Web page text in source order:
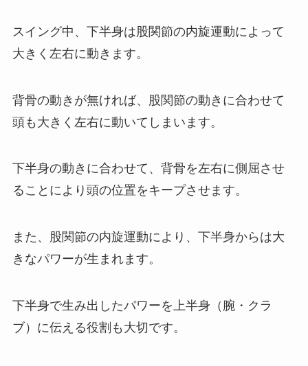
スイング中、下半身は股関節の内旋運動によって
大きく左右に動きます。
背骨の動きが無ければ、股関節の動きに合わせて
頭も大きく左右に動いてしまいます。
下半身の動きに合わせて、背骨を左右に側屈させ
ることにより頭の位置をキープさせます。
また、股関節の内旋運動により、下半身からは大
きなパワーが生まれます。
下半身で生み出したパワーを上半身（腕・クラ
ブ）に伝える役割も大切です。